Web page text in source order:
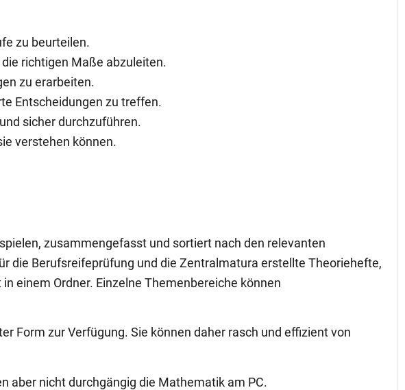
zu beurteilen.
richtigen Maße abzuleiten.
zu erarbeiten.
Entscheidungen zu treffen.
sicher durchzuführen.
verstehen können.
zusammengefasst und sortiert nach den relevanten
die Berufsreifeprüfung und die Zentralmatura erstellte Theoriehefte,
einem Ordner. Einzelne Themenbereiche können
Form zur Verfügung. Sie können daher rasch und effizient von
aber nicht durchgängig die Mathematik am PC.